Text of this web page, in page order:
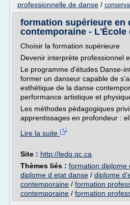
professionnelle de danse /
formation supérieure en
contemporaine - L'École
Choisir la formation supérieure
Devenir interprète professionnel
Le programme d'études Danse-
former un danseur capable de
esthétique de la danse
performance artistique et
Les méthodes pédagogiques
apprentissages en profondeur :
Lire la suite
Site : http://ledq.qc.ca
Thèmes liés : formation diplome
diplome d etat danse / diplome
contemporaine / formation
contemporaine / formation